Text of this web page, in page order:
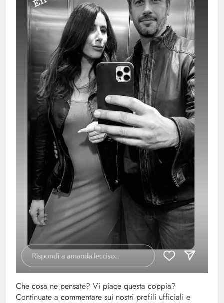
Che cosa ne pensate? Vi piace questa coppia?
Continuate a commentare sui nostri profili ufficiali e